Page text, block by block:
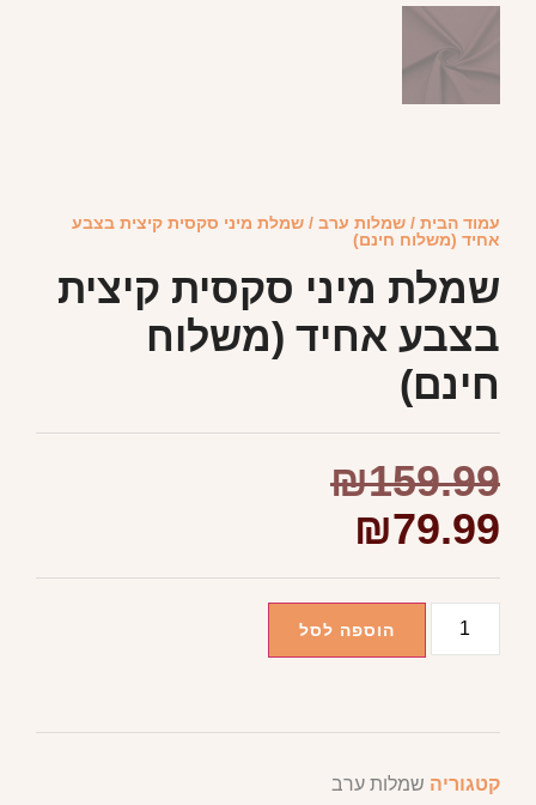
עמוד הבית / שמלות ערב / שמלת מיני סקסית קיצית בצבע
אחיד (משלוח חינם)
שמלת מיני סקסית קיצית
בצבע אחיד (משלוח
חינם)
₪159.99
₪79.99
הוספה לסל
קטגוריה שמלות ערב